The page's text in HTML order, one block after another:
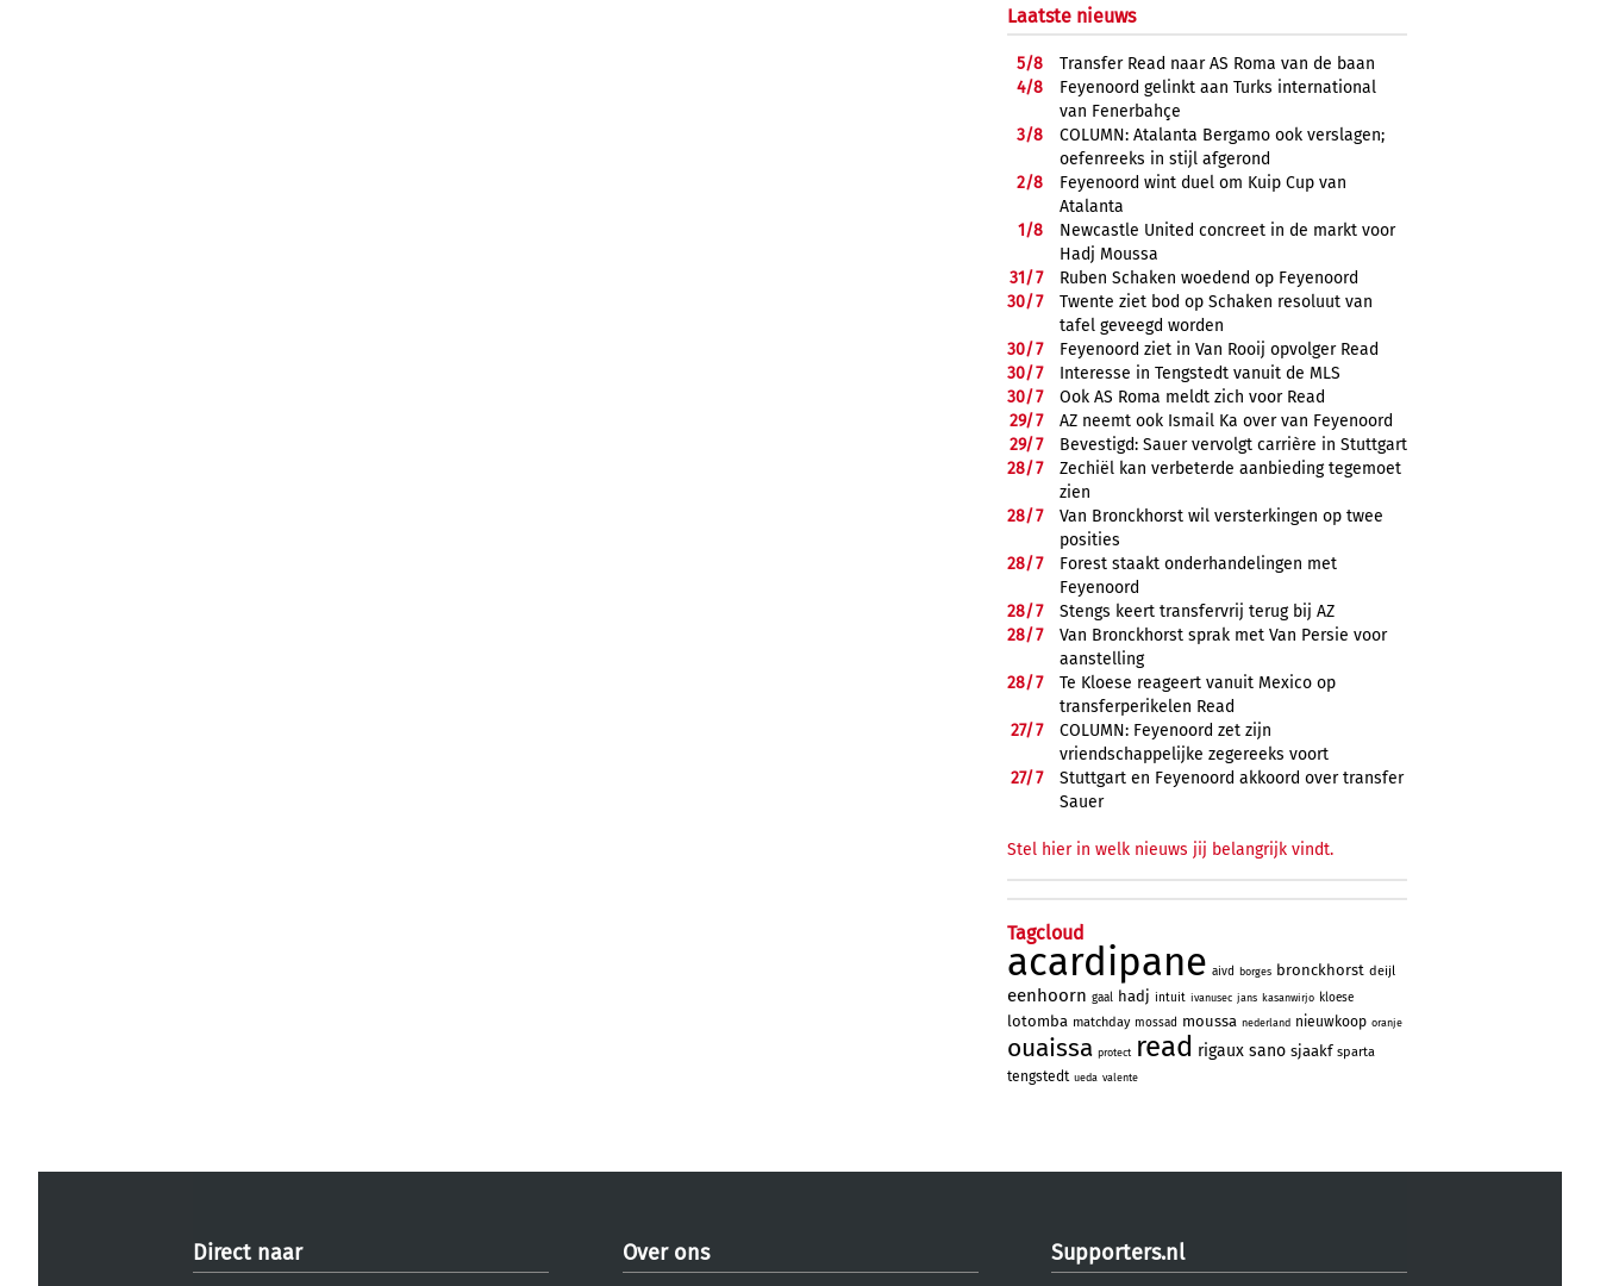
Laatste nieuws
5/8
Transfer Read naar AS Roma van de baan
4/8
Feyenoord gelinkt aan Turks international
van Fenerbahçe
3/8
COLUMN: Atalanta Bergamo ook verslagen;
oefenreeks in stijl afgerond
2/8
Feyenoord wint duel om Kuip Cup van
Atalanta
1/8
Newcastle United concreet in de markt voor
Hadj Moussa
31/7
Ruben Schaken woedend op Feyenoord
30/7
Twente ziet bod op Schaken resoluut van
tafel geveegd worden
30/7
Feyenoord ziet in Van Rooij opvolger Read
30/7
Interesse in Tengstedt vanuit de MLS
30/7
Ook AS Roma meldt zich voor Read
29/7
AZ neemt ook Ismail Ka over van Feyenoord
29/7
Bevestigd: Sauer vervolgt carrière in Stuttgart
28/7
Zechiël kan verbeterde aanbieding tegemoet
zien
28/7
Van Bronckhorst wil versterkingen op twee
posities
28/7
Forest staakt onderhandelingen met
Feyenoord
28/7
Stengs keert transfervrij terug bij AZ
28/7
Van Bronckhorst sprak met Van Persie voor
aanstelling
28/7
Te Kloese reageert vanuit Mexico op
transferperikelen Read
27/7
COLUMN: Feyenoord zet zijn
vriendschappelijke zegereeks voort
27/7
Stuttgart en Feyenoord akkoord over transfer
Sauer
Stel hier in welk nieuws jij belangrijk vindt.
Tagcloud
acardipane aivd borges bronckhorst deijl
eenhoorn gaal hadj intuit ivanusec jans kasanwirjo kloese
lotomba matchday mossad moussa nederland nieuwkoop oranje
ouaissa protect read rigaux sano sjaakf sparta
tengstedt ueda valente
Direct naar Over ons Supporters.nl